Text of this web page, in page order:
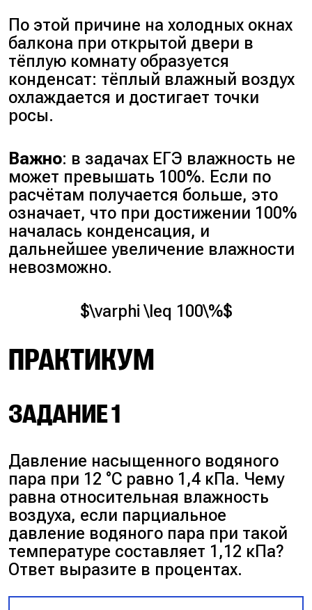
По этой причине на холодных окнах
балкона при открытой двери в
тёплую комнату образуется
конденсат: тёплый влажный воздух
охлаждается и достигает точки
росы.
Важно: в задачах ЕГЭ влажность не
может превышать 100%. Если по
расчётам получается больше, это
означает, что при достижении 100%
началась конденсация, и
дальнейшее увеличение влажности
невозможно.
$\varphi \leq 100\%$
ПРАКТИКУМ
ЗАДАНИЕ 1
Давление насыщенного водяного
пара при 12 °C равно 1,4 кПа. Чему
равна относительная влажность
воздуха, если парциальное
давление водяного пара при такой
температуре составляет 1,12 кПа?
Ответ выразите в процентах.